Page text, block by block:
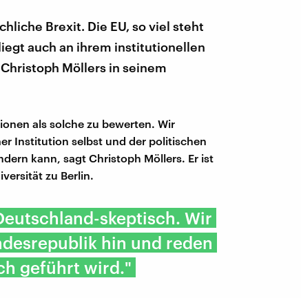
Brexit. Die EU, so viel steht
auch an ihrem institutionellen
Möllers in seinem
als solche zu bewerten. Wir
Institution selbst und der politischen
kann, sagt Christoph Möllers. Er ist
zu Berlin.
skeptisch. Wir
hin und reden
geführt wird."